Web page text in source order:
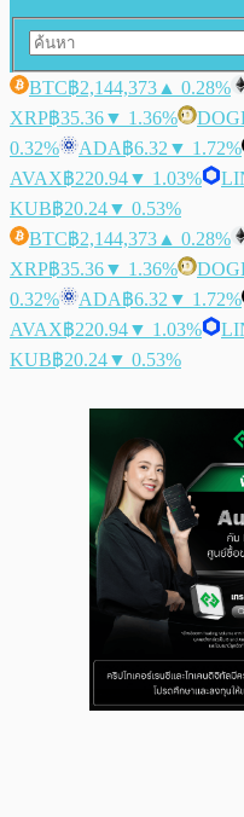
BTC฿2,144,373 ▲ 0.28%
XRP฿35.36▼ 1.36%
0.32%
ADA฿6.32 ▼ 1.72%
AVAX฿220.94▼ 1.03%
KUB฿20.24▼ 0.53%
BTC฿2,144,373 ▲ 0.28%
XRP฿35.36▼ 1.36%
0.32%
ADA฿6.32 ▼ 1.72%
AVAX฿220.94▼ 1.03%
KUB฿20.24▼ 0.53%